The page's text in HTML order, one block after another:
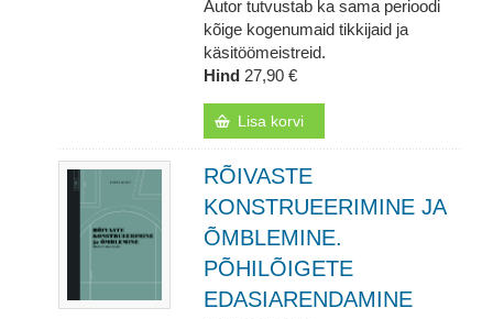
Autor tutvustab ka sama perioodi
kõige kogenumaid tikkijaid ja
käsitöömeistreid.
Hind 27,90 €
Lisa korvi
RÕIVASTE
KONSTRUEERIMINE JA
ÕMBLEMINE.
PÕHILÕIGETE
EDASIARENDAMINE